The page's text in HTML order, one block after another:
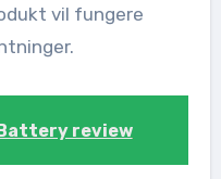
vil fungere
review